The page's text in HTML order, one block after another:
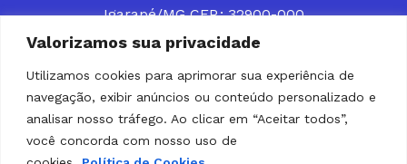
Valorizamos sua privacidade
Utilizamos cookies para aprimorar sua experiência de
navegação, exibir anúncios ou conteúdo personalizado e
analisar nosso tráfego. Ao clicar em “Aceitar todos”,
você concorda com nosso uso de
Igarapé/MG CEP.: 32900-000
CONTATOS (31) 3512-4400 ou (31) 9 8309-8660
DESENVOLVER SOLUÇÕES, AÇÕES E SERVIÇOS
PÚBLICOS QUE COMPLEMENTEM A ASSISTÊNCIA À
POPULAÇÃO DA REGIÃO EM QUE ATUA, SENDO
PARCEIRO DOS MUNICÍPIOS CONSORCIADOS NA
SOLUÇÃO DE DIFICULDADES ENFRENTADAS POR
GESTORES MUNICIPAIS, É O COMPROMISSO DO
ICISMEP.